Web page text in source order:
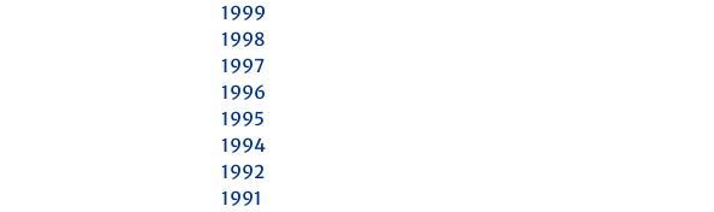
1999
1998
1997
1996
1995
1994
1992
1991